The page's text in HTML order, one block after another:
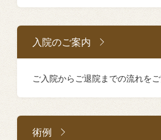
入院のご案内
ご入院からご退院までの流れをご
術例